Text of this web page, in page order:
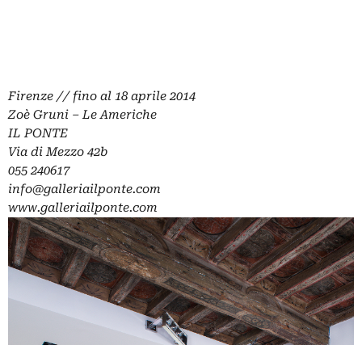
Firenze // fino al 18 aprile 2014
Zoè Gruni – Le Americhe
IL PONTE
Via di Mezzo 42b
055 240617
info@galleriailponte.com
www.galleriailponte.com